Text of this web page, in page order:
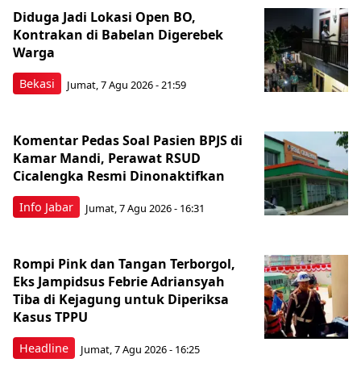
Bekasi
Diduga Jadi Lokasi Open BO,
Kontrakan di Babelan Digerebek
Warga
Jumat, 7 Agu 2026 - 21:59
Info Jabar
Komentar Pedas Soal Pasien BPJS di
Kamar Mandi, Perawat RSUD
Cicalengka Resmi Dinonaktifkan
Jumat, 7 Agu 2026 - 16:31
Headline
Rompi Pink dan Tangan Terborgol,
Eks Jampidsus Febrie Adriansyah
Tiba di Kejagung untuk Diperiksa
Kasus TPPU
Jumat, 7 Agu 2026 - 16:25